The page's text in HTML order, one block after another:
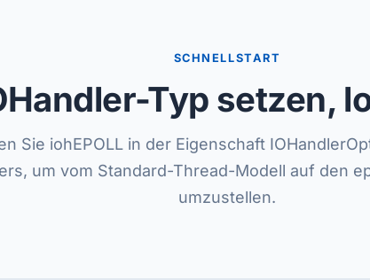
SCHNELLSTART
Typ setzen,
Sie iohEPOLL in der Eigenschaft
um vom Standard-Thread-Modell auf den
umzustellen.